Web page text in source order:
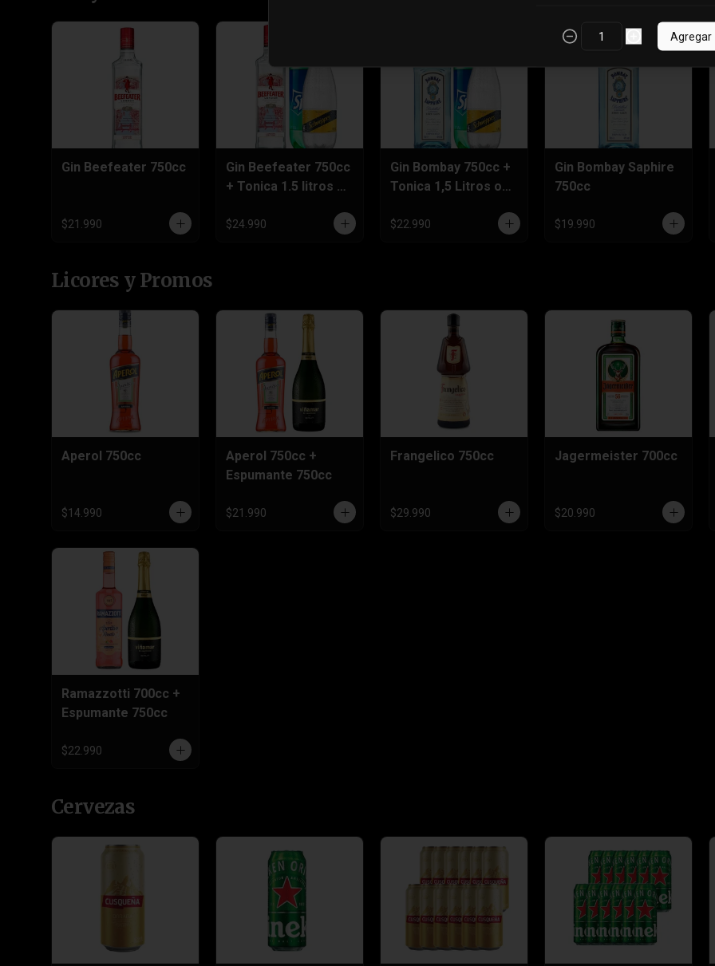
Gin Beefeater 750cc
$21.990
Gin Beefeater 750cc
+ Tonica 1.5 litros o
$24.990
Gin Bombay 750cc +
Tonica 1,5 Litros o
$22.990
Gin Bombay Saphire
750cc
$19.990
Licores y Promos
Aperol 750cc
$14.990
Aperol 750cc +
Espumante 750cc
$21.990
Frangelico 750cc
$29.990
Jagermeister 700cc
$20.990
Ramazzotti 700cc +
Espumante 750cc
$22.990
Cervezas
Agregar